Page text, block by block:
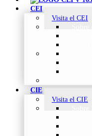
CEI
Visita el CEI
CIE
Visita el CIE